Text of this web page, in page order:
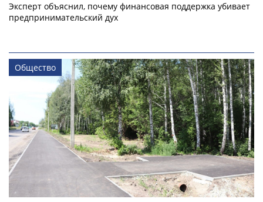
Эксперт объяснил, почему финансовая поддержка убивает
предпринимательский дух
Общество